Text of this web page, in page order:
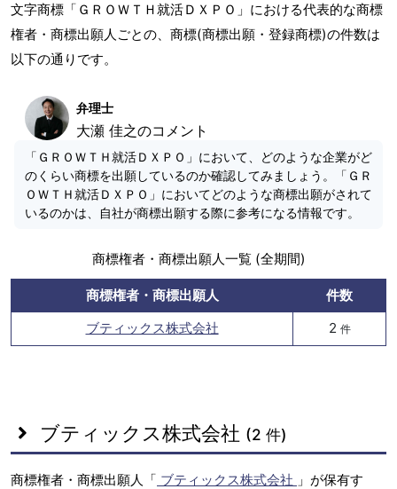
文字商標「ＧＲＯＷＴＨ就活ＤＸＰＯ」における代表的な商標
権者・商標出願人ごとの、商標(商標出願・登録商標)の件数は
以下の通りです。
弁理士
大瀬 佳之のコメント
「ＧＲＯＷＴＨ就活ＤＸＰＯ」において、どのような企業がど
のくらい商標を出願しているのか確認してみましょう。「ＧＲ
ＯＷＴＨ就活ＤＸＰＯ」においてどのような商標出願がされて
いるのかは、自社が商標出願する際に参考になる情報です。
商標権者・商標出願人一覧 (全期間)
商標権者・商標出願人
件数
ブティックス株式会社
2 件
ブティックス株式会社 (2 件)
商標権者・商標出願人「 ブティックス株式会社 」が保有す